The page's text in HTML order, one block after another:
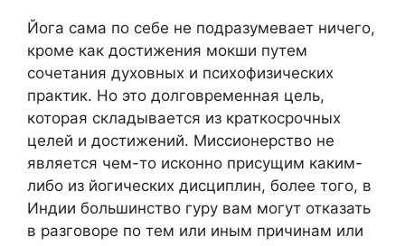
Йога сама по себе не подразумевает ничего,
кроме как достижения мокши путем
сочетания духовных и психофизических
практик. Но это долговременная цель,
которая складывается из краткосрочных
целей и достижений. Миссионерство не
является чем-то исконно присущим каким-
либо из йогических дисциплин, более того, в
Индии большинство гуру вам могут отказать
в разговоре по тем или иным причинам или